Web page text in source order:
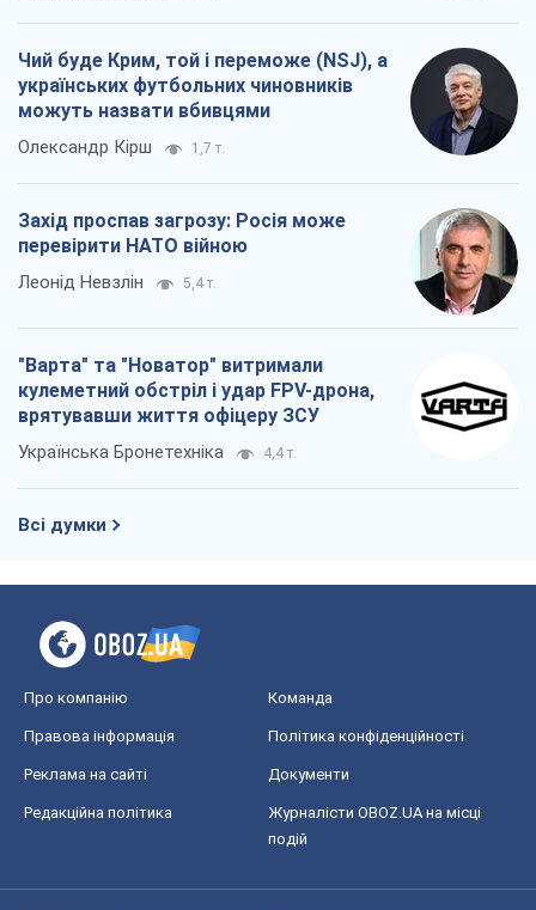
Чий буде Крим, той і переможе (NSJ), а
українських футбольних чиновників
можуть назвати вбивцями
Олександр Кірш 1,7 т.
Захід проспав загрозу: Росія може
перевірити НАТО війною
Леонід Невзлін 5,4 т.
"Варта" та "Новатор" витримали
кулеметний обстріл і удар FPV-дрона,
врятувавши життя офіцеру ЗСУ
Українська Бронетехніка 4,4 т.
Всі думки
Про компанію Команда
Правова інформація Політика конфіденційності
Реклама на сайті Документи
Редакційна політика
Журналісти OBOZ.UA на місці
подій